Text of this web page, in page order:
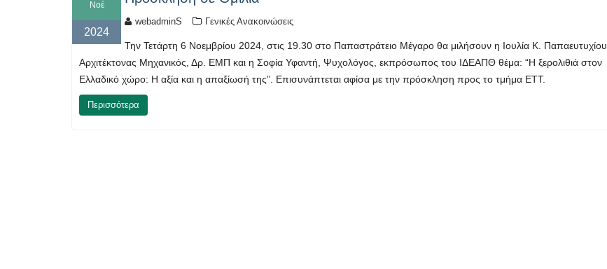
Νοέ
2024
webadminS Γενικές Ανακοινώσεις
Την Τετάρτη 6 Νοεμβρίου 2024, στις 19.30 στο Παπαστράτειο Μέγαρο θα μιλήσουν η Ιουλία Κ. Παπαευτυχίου,
Αρχιτέκτονας Μηχανικός, Δρ. EMΠ και η Σοφία Υφαντή, Ψυχολόγος, εκπρόσωπος του ΙΔΕΑΠΘ θέμα: “Η ξερολιθιά στον
Ελλαδικό χώρο: Η αξία και η απαξίωσή της”. Επισυνάπτεται αφίσα με την πρόσκληση προς το τμήμα ΕΤΤ.
Περισσότερα